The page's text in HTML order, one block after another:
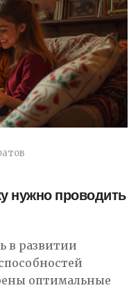
нужно проводить
в развитии
оптимальные